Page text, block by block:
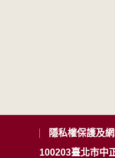
隱私權保護及
100203臺北市中